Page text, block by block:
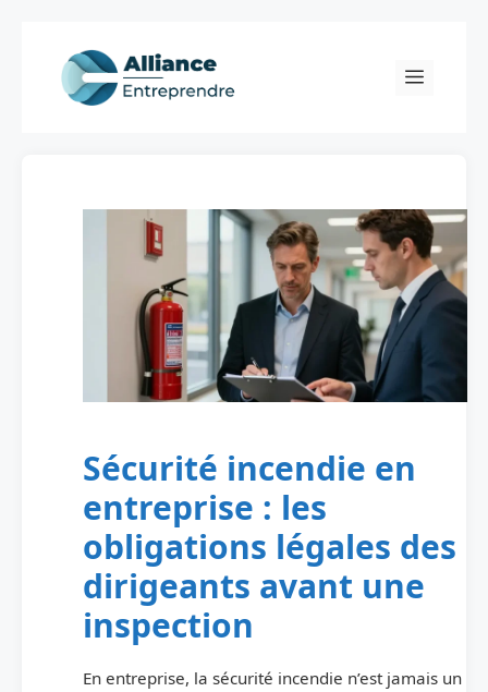
content
Menu
Sécurité incendie en
entreprise : les
obligations légales des
dirigeants avant une
inspection
En entreprise, la sécurité incendie n’est jamais un